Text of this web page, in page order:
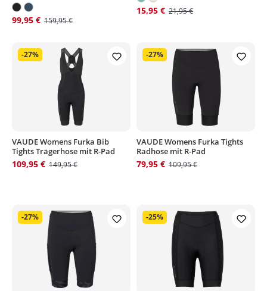
99,95 € 159,95 €
15,95 € 21,95 €
VAUDE Womens Furka Bib
Tights Trägerhose mit R-Pad
109,95 € 149,95 €
-27%
VAUDE Womens Furka Tights
Radhose mit R-Pad
79,95 € 109,95 €
-27%
-27% -25%